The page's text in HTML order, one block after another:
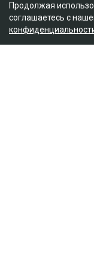
Продолжая
соглашаетесь с